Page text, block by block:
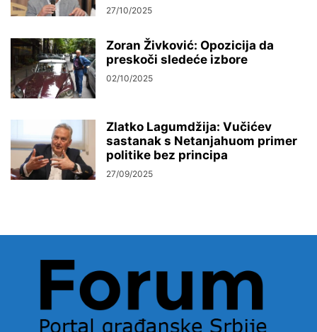
27/10/2025
Zoran Živković: Opozicija da
preskoči sledeće izbore
02/10/2025
Zlatko Lagumdžija: Vučićev
sastanak s Netanjahuom primer
politike bez principa
27/09/2025